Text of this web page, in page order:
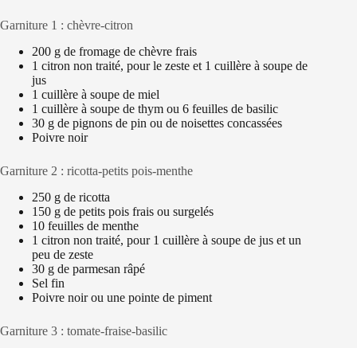
Garniture 1 : chèvre-citron
200 g de fromage de chèvre frais
1 citron non traité, pour le zeste et 1 cuillère à soupe de
jus
1 cuillère à soupe de miel
1 cuillère à soupe de thym ou 6 feuilles de basilic
30 g de pignons de pin ou de noisettes concassées
Poivre noir
Garniture 2 : ricotta-petits pois-menthe
250 g de ricotta
150 g de petits pois frais ou surgelés
10 feuilles de menthe
1 citron non traité, pour 1 cuillère à soupe de jus et un
peu de zeste
30 g de parmesan râpé
Sel fin
Poivre noir ou une pointe de piment
Garniture 3 : tomate-fraise-basilic